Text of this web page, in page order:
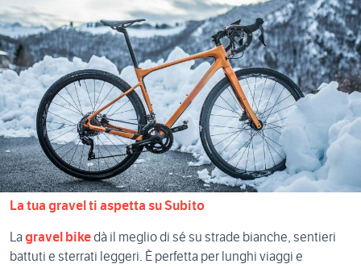
La tua gravel ti aspetta su Subito
Lagravel bikedà il meglio di sé su strade bianche, sentieri
battuti e sterrati leggeri. È perfetta per lunghi viaggi e